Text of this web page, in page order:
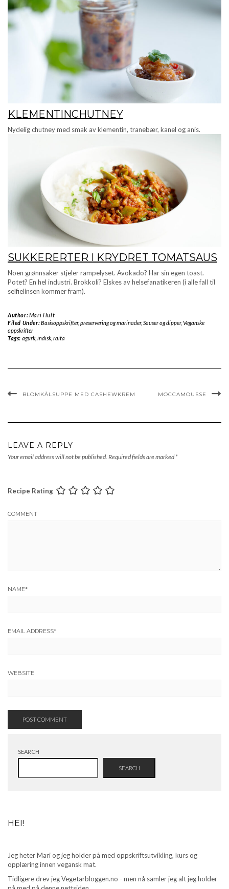
KLEMENTINCHUTNEY
Nydelig chutney med smak av klementin, tranebær, kanel og anis.
SUKKERERTER I KRYDRET TOMATSAUS
Noen grønnsaker stjeler rampelyset. Avokado? Har sin egen toast.
Potet? En hel industri. Brokkoli? Elskes av helsefanatikeren (i alle fall til
selfielinsen kommer fram).
Author:Mari Hult
Filed Under:Basisoppskrifter, preservering og marinader, Sauser og dipper, Veganske
oppskrifter
Tags: agurk, indisk, raita
BLOMKÅLSUPPE MED CASHEWKREM MOCCAMOUSSE
LEAVE A REPLY
Your email address will not be published. Required fields are marked *
Recipe Rating
COMMENT
NAME*
EMAIL ADDRESS*
WEBSITE
SEARCH
SEARCH
HEI!
Jeg heter Mari og jeg holder på med oppskriftsutvikling, kurs og
opplæring innen vegansk mat.
Tidligere drev jeg Vegetarbloggen.no - men nå samler jeg alt jeg holder